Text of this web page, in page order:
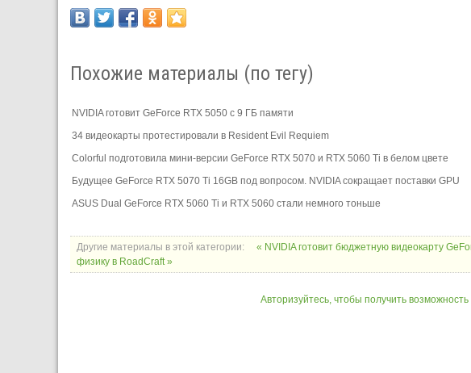
Похожие материалы (по тегу)
NVIDIA готовит GeForce RTX 5050 с 9 ГБ памяти
34 видеокарты протестировали в Resident Evil Requiem
Colorful подготовила мини-версии GeForce RTX 5070 и RTX 5060 Ti в белом цвете
Будущее GeForce RTX 5070 Ti 16GB под вопросом. NVIDIA сокращает поставки GPU
ASUS Dual GeForce RTX 5060 Ti и RTX 5060 стали немного тоньше
Другие материалы в этой категории: « NVIDIA готовит бюджетную видеокарту
физику в RoadCraft »
Авторизуйтесь, чтобы получить